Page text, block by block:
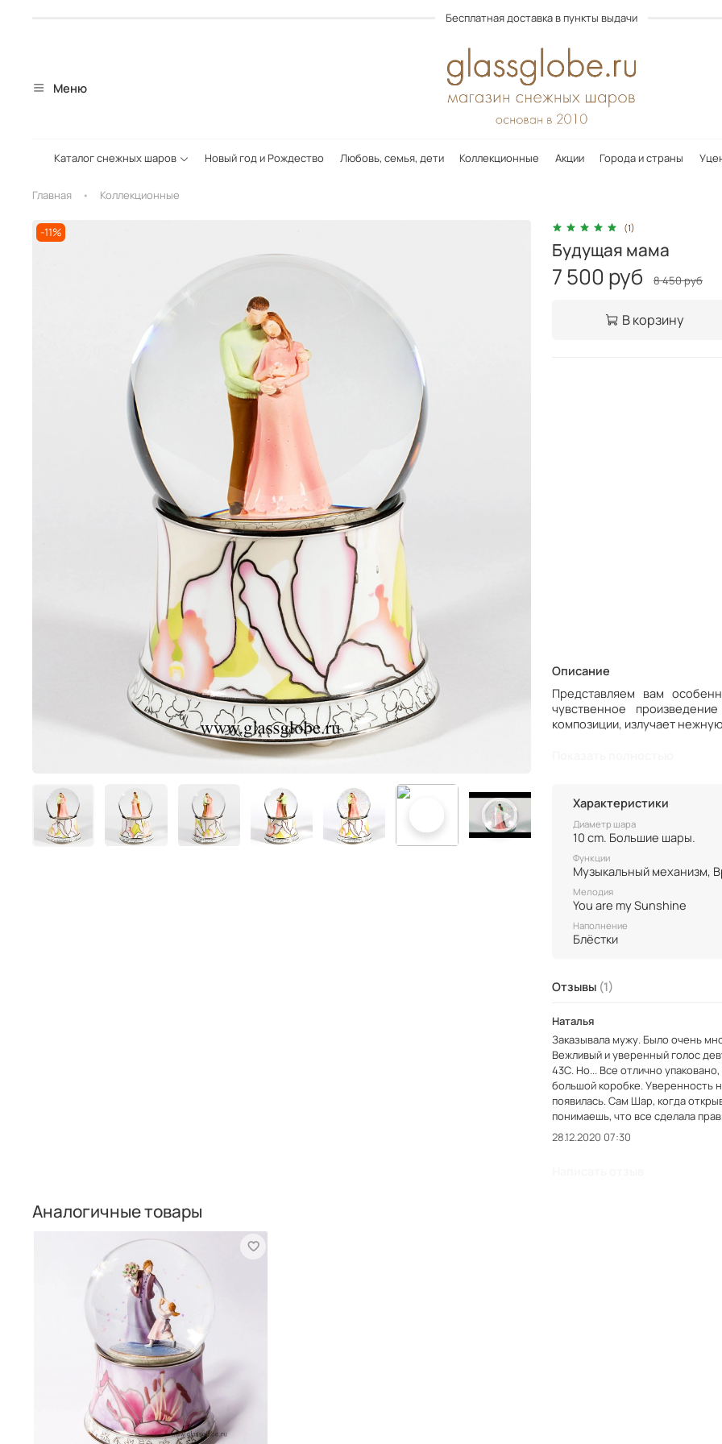
Бесплатная доставка в пункты выдачи
Меню
Каталог снежных шаров Новый год и Рождество Любовь, семья, дети Коллекционные Акции Города и страны
Главная Коллекционные
-11% (1)
Будущая мама
7 500 руб 8 450 руб
В корзину
Описание
Представляем вам
чувственное
композиции, излучает
Керамическая подставка
Заводной музыкальный
ключика воспроизводит
механизма мир внутри
создавая удивительную
Этот трогательный
родителей. Он станет
долгие годы и в будущем
Характеристики
Диаметр шара
10 cm. Большие шары.
Функции
Мелодия
You are my Sunshine
Наполнение
Блёстки
Отзывы (1)
Наталья
Заказывала мужу. Было очень много страхов и сомнений. Беспокоили дороговизна и доставка.
Вежливый и уверенный голос
43С. Но... Все отлично
большой коробке. Уверенность
появилась. Сам Шар, когда открываешь и берёшь его в руки ощущение
понимаешь, что все сделала
28.12.2020 07:30
Аналогичные товары